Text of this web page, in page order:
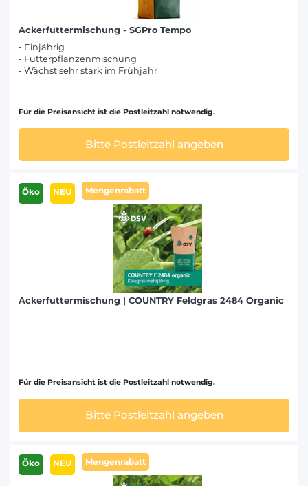
Ackerfuttermischung - SGPro Tempo
- Einjährig
- Futterpflanzenmischung
- Wächst sehr stark im Frühjahr
Für die Preisansicht ist die Postleitzahl notwendig.
Bitte Postleitzahl angeben
Öko NEU Mengenrabatt
Ackerfuttermischung | COUNTRY Feldgras 2484 Organic
Für die Preisansicht ist die Postleitzahl notwendig.
Bitte Postleitzahl angeben
Öko NEU Mengenrabatt